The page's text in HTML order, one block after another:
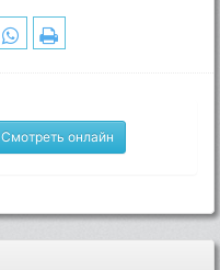
Смотреть онлайн